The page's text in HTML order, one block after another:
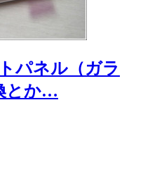
パネル（ガラ
とか…